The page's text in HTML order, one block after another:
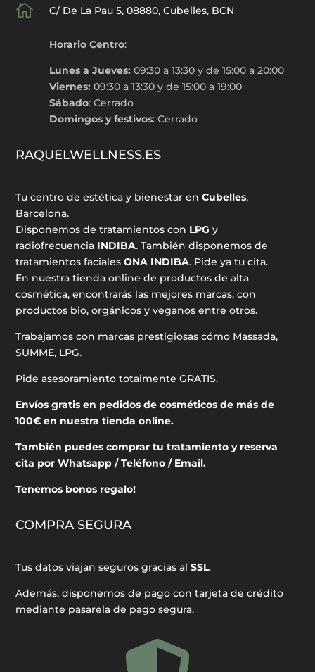
 C/ De La Pau 5, 08880, Cubelles, BCN
Horario Centro:
Lunes a Jueves: 09:30 a 13:30 y de 15:00 a 20:00
Viernes: 09:30 a 13:30 y de 15:00 a 19:00
Sábado: Cerrado
Domingos y festivos: Cerrado
RAQUELWELLNESS.ES
Tu centro de estética y bienestar enCubelles,
Barcelona.
Disponemos de tratamientos con LPG y
radiofrecuencia INDIBA. También disponemos de
tratamientos facialesONA INDIBA. Pide ya tu cita.
En nuestra tienda online de productos de alta
cosmética, encontrarás las mejores marcas, con
productos bio, orgánicos y veganos entre otros.
Trabajamos con marcas prestigiosas cómo Massada,
SUMME, LPG.
Pide asesoramiento totalmente GRATIS.
Envíos gratis en pedidos de cosméticos de más de
100€ en nuestra tienda online.
También puedes comprar tu tratamiento y reserva
cita por Whatsapp / Teléfono / Email.
Tenemos bonos regalo!
COMPRA SEGURA
Tus datos viajan seguros gracias alSSL.
Además, disponemos de pago con tarjeta de crédito
mediante pasarela de pago segura.